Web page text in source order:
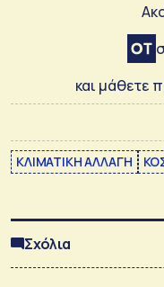
και μάθετε
ΚΛΙΜΑΤΙΚΗ ΑΛΛΑΓΗ
Σχόλια